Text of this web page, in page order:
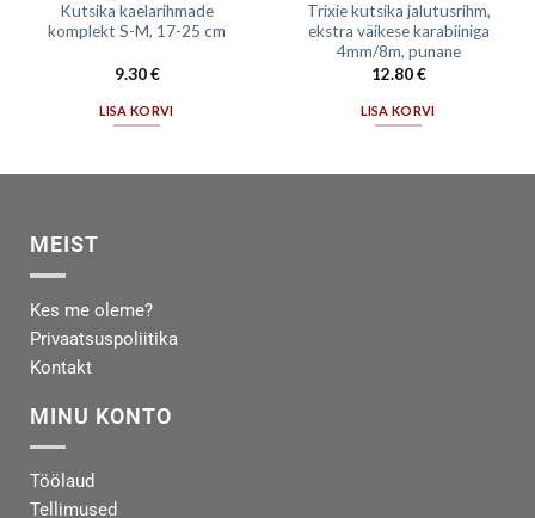
Kutsika kaelarihmade
komplekt S-M, 17-25 cm
9.30€
LISA KORVI
Trixie kutsika jalutusrihm,
ekstra väikese karabiiniga
4mm/8m, punane
12.80€
LISA KORVI
MEIST
Kes me oleme?
Privaatsuspoliitika
Kontakt
MINU KONTO
Töölaud
Tellimused